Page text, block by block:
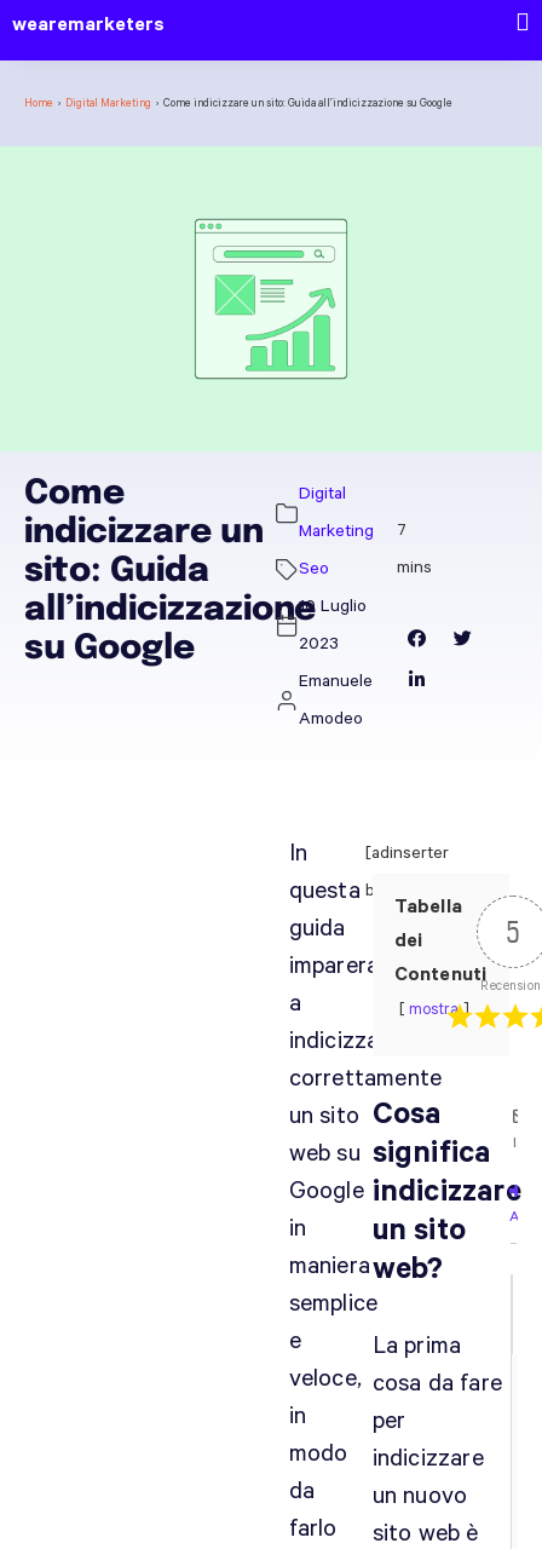
wearemarketers
Home › Digital Marketing › Come indicizzare un sito: Guida all’indicizzazione su Google
Come
indicizzare un
sito: Guida
all’indicizzazione
su Google
Digital
Marketing
Seo
10 Luglio
2023
Emanuele
Amodeo
In
questa
guida
imparerai
a
indicizzare
correttamente
un sito
web su
Google
in
maniera
semplice
e
veloce,
in
modo
da
farlo
[adinserter
block="12"]
Tabella
dei
Contenuti
mostra
Cosa
significa
indicizzare
un sito
web?
La prima
cosa da fare
per
indicizzare
un nuovo
sito web è
5